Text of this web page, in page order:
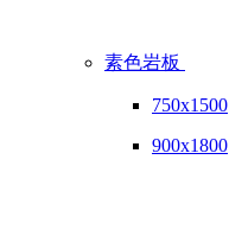
素色岩板
750x1500
900x1800